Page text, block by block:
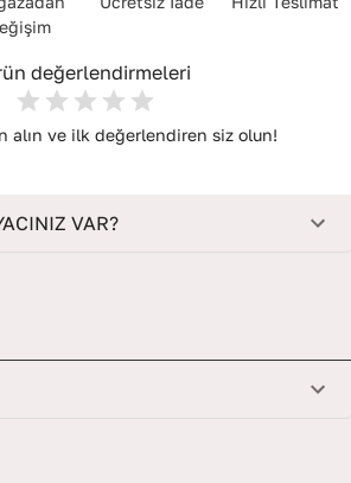
ve Aksesuarları hafif nemli bir bezle silin.
oda sıcaklığında kurutun. Nemden
dolgu koyarak muhafaza edin.
değerlendirmeleri
alın ve ilk değerlendiren siz olun!
VAR?